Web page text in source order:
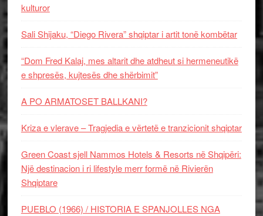
kulturor
Sali Shijaku, “Diego Rivera” shqiptar i artit tonë kombëtar
“Dom Fred Kalaj, mes altarit dhe atdheut si hermeneutikë
e shpresës, kujtesës dhe shërbimit”
A PO ARMATOSET BALLKANI?
Kriza e vlerave – Tragjedia e vërtetë e tranzicionit shqiptar
Green Coast sjell Nammos Hotels & Resorts në Shqipëri:
Një destinacion i ri lifestyle merr formë në Rivierën
Shqiptare
PUEBLO (1966) / HISTORIA E SPANJOLLES NGA